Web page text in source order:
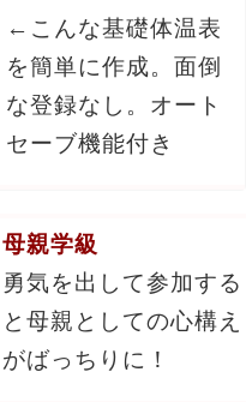
←こんな基礎体温表
を簡単に作成。面倒
な登録なし。オート
セーブ機能付き
母親学級
勇気を出して参加する
と母親としての心構え
がばっちりに！